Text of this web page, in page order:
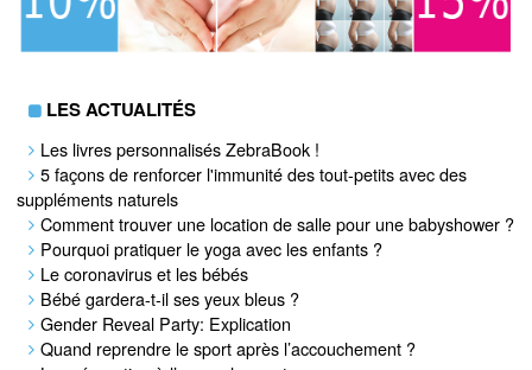
LES ACTUALITÉS
Les livres personnalisés ZebraBook !
5 façons de renforcer l'immunité des tout-petits avec des
suppléments naturels
Comment trouver une location de salle pour une babyshower ?
Pourquoi pratiquer le yoga avec les enfants ?
Le coronavirus et les bébés
Bébé gardera-t-il ses yeux bleus ?
Gender Reveal Party: Explication
Quand reprendre le sport après l’accouchement ?